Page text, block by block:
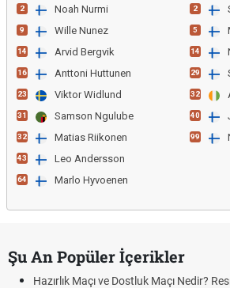
2 Noah Nurmi
9 Wille Nunez
14 Arvid Bergvik
16 Anttoni Huttunen
23 Viktor Widlund
31 Samson Ngulube
32 Matias Riikonen
43 Leo Andersson
64 Marlo Hyvoenen
2
5
14
29
32
40
99
Şu An Popüler İçerikler
Hazırlık Maçı ve Dostluk Maçı Nedir?